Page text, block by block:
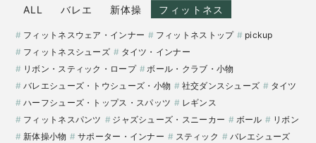
ALL バレエ 新体操 フィットネス
フィットネスウェア・インナー フィットネストップ
pickup
フィットネスシューズ
タイツ・インナー
リボン・スティック・ロープ
ボール・クラブ・小物
バレエシューズ・トウシューズ・小物
社交ダンスシューズ
タイツ
ハーフシューズ・トップス・スパッツ
レギンス
フィットネスパンツ
ジャズシューズ・スニーカー ボール
リボン
新体操小物
サポーター・インナー スティック
バレエシューズ